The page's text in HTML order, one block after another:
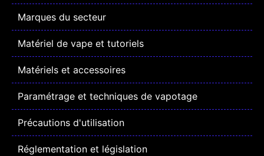
Marques du secteur
Matériel de vape et tutoriels
Matériels et accessoires
Paramétrage et techniques de vapotage
Précautions d'utilisation
Réglementation et législation